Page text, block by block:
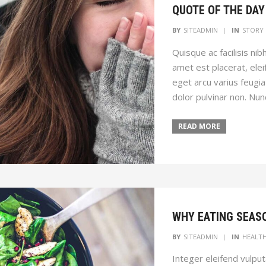
QUOTE OF THE DAY
BY SITEADMIN IN STORY
Quisque ac facilisis
amet est placerat,
eget arcu varius
dolor pulvinar non.
READ MORE
WHY EATING
BY SITEADMIN IN
Integer eleifend